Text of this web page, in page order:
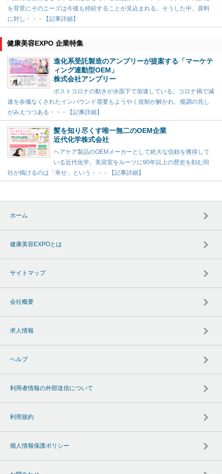
を背景にそのニーズは今後も持続することが見込まれる。そうした中、原料
に対し・・・【記事詳細】
健康美容EXPO 企業特集
進化系受託製造のアンプリーが提案する「マーケテ
ィング連動型OEM」
株式会社アンプリー
ポストコロナの動きが水面下で加速している。コロナ禍で減
速を余儀なくされたインバウンド需要もようやく規制が解かれ、復調の兆し
がみえつつある・・・【記事詳細】
髪を知り尽くす唯一無二のOEM企業
近代化学株式会社
ヘアケア製品のOEMメーカーとして絶大な信頼を獲得して
いる近代化学。美容室をルーツに90年以上の歴史を刻む同
社が掲げるのは「幸せ」という・・・【記事詳細】
ホーム
健康美容EXPOとは
サイトマップ
会社概要
求人情報
ヘルプ
利用者情報の外部送信について
利用規約
個人情報保護ポリシー